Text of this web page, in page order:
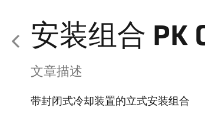
安装组合 PK
文章描述
带封闭式冷却装置的立式安装组合